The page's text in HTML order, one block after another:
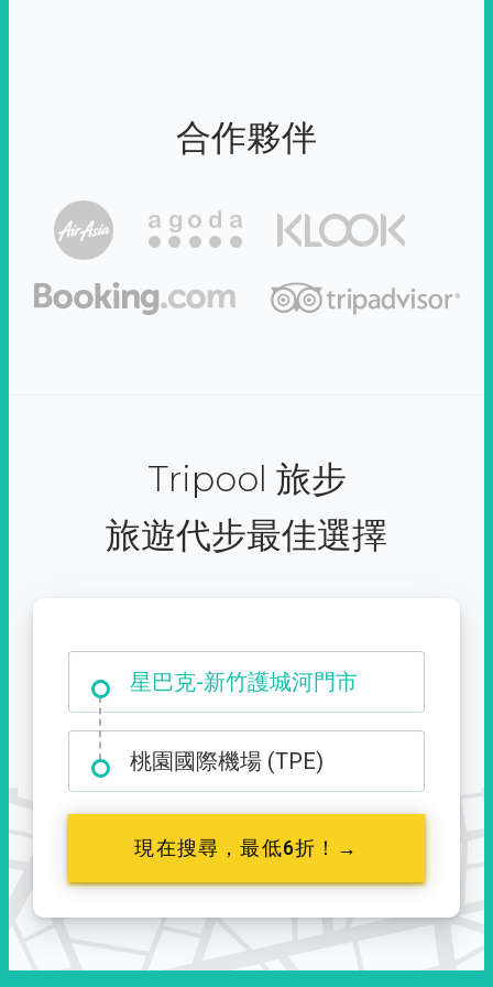
合作夥伴
Tripool 旅步
旅遊代步最佳選擇
星巴克-新竹護城河門市
大霸尖山登山口
桃園國際機場 (TPE)
現在搜尋，最低6折！→